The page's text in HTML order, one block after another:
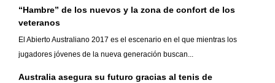
“Hambre” de los nuevos y la zona de confort de los
veteranos
El Abierto Australiano 2017 es el escenario en el que mientras los
jugadores jóvenes de la nueva generación buscan...
Australia asegura su futuro gracias al tenis de